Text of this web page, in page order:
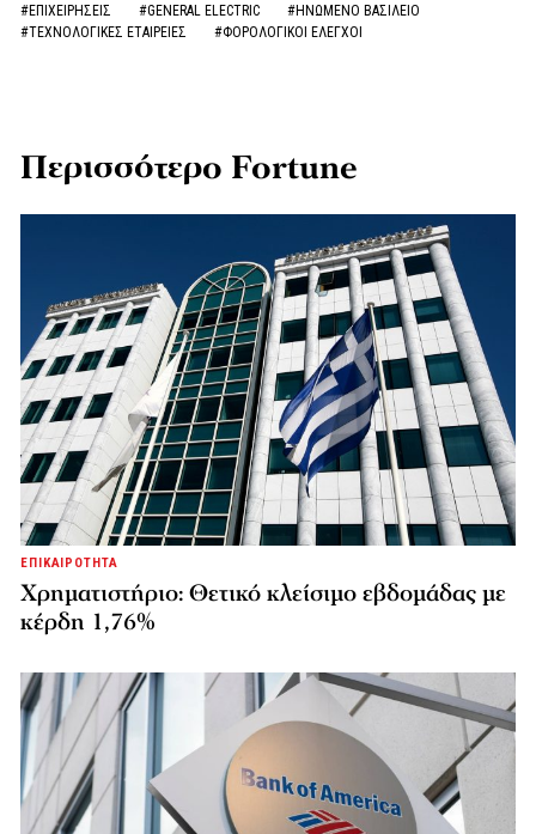
#ΕΠΙΧΕΙΡΗΣΕΙΣ #GENERAL ELECTRIC
#ΗΝΩΜΕΝΟ ΒΑΣΙΛΕΙΟ
#ΤΕΧΝΟΛΟΓΙΚΕΣ ΕΤΑΙΡΕΙΕΣ
#ΦΟΡΟΛΟΓΙΚΟΙ ΕΛΕΓΧΟΙ
Περισσότερο Fortune
ΕΠΙΚΑΙΡΟΤΗΤΑ
Χρηματιστήριο: Θετικό κλείσιμο εβδομάδας με
κέρδη 1,76%